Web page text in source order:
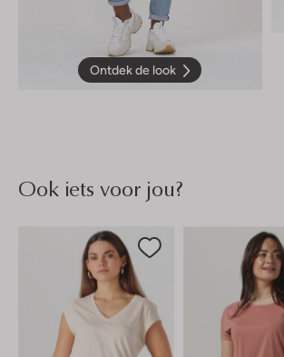
Ontdek de look
Ook iets voor jou?